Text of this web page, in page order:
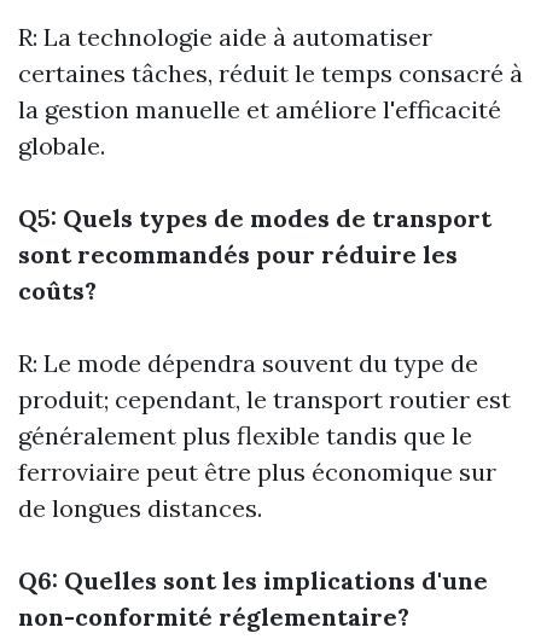
R: La technologie aide à automatiser
certaines tâches, réduit le temps consacré à
la gestion manuelle et améliore l'efficacité
globale.
Q5: Quels types de modes de transport
sont recommandés pour réduire les
coûts?
R: Le mode dépendra souvent du type de
produit; cependant, le transport routier est
généralement plus flexible tandis que le
ferroviaire peut être plus économique sur
de longues distances.
Q6: Quelles sont les implications d'une
non-conformité réglementaire?